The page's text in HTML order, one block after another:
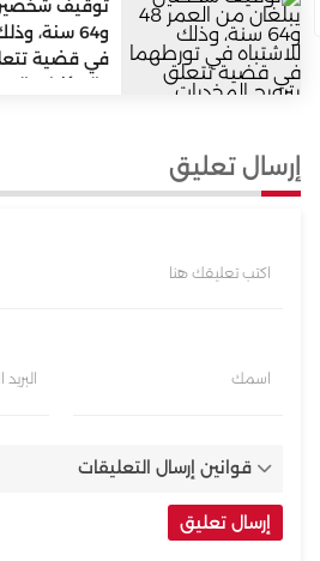
و64 سنة،
في قضية
والمؤثرات
إرسال تعليق
اكتب تعليقك هنا
اسمك
قوانين إرسال التعليقات